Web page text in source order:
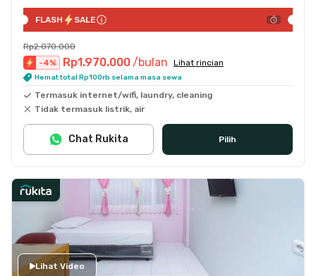
FLASH SALE
Rp2.070.000
-4% Rp1.970.000 /bulan Lihat rincian
Hemat total Rp100rb selama masa sewa
Termasuk internet/wifi, laundry, cleaning
Tidak termasuk listrik, air
Pilih
Chat Rukita
Lihat Video